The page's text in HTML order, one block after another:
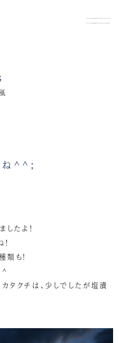
ね^^;
たよ！
類も！
タクチは、少しでしたが塩漬